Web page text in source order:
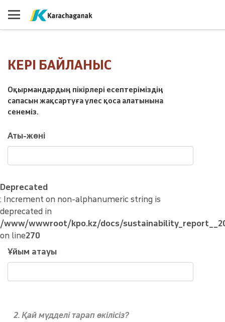
КЕРІ БАЙЛАНЫС
Оқырмандардың пікірлері есептеріміздің
сапасын жақсартуға үлес қоса алатынына
сенеміз.
Аты-жөні
Deprecated
: Increment on non-alphanumeric string is
deprecated in
/www/wwwroot/kpo.kz/docs/
on line270
Ұйым атауы
2. Қай мүдделі тарап өкілісіз?